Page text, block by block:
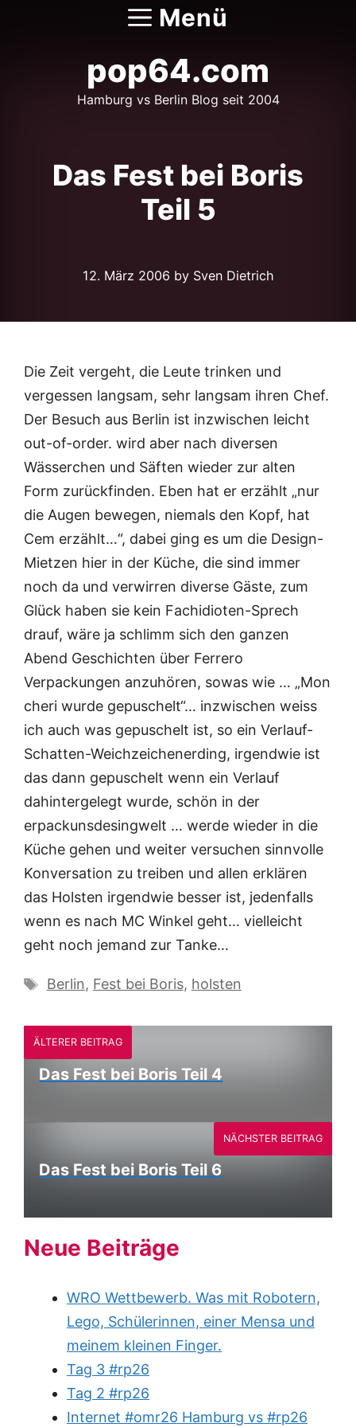
Menü
pop64.com
Hamburg vs Berlin Blog seit 2004
Das Fest bei Boris
Teil 5
12. März 2006 by Sven Dietrich
Die Zeit vergeht, die Leute trinken und
vergessen langsam, sehr langsam ihren Chef.
Der Besuch aus Berlin ist inzwischen leicht
out-of-order. wird aber nach diversen
Wässerchen und Säften wieder zur alten
Form zurückfinden. Eben hat er erzählt „nur
die Augen bewegen, niemals den Kopf, hat
Cem erzählt…“, dabei ging es um die Design-
Mietzen hier in der Küche, die sind immer
noch da und verwirren diverse Gäste, zum
Glück haben sie kein Fachidioten-Sprech
drauf, wäre ja schlimm sich den ganzen
Abend Geschichten über Ferrero
Verpackungen anzuhören, sowas wie … „Mon
cheri wurde gepuschelt“… inzwischen weiss
ich auch was gepuschelt ist, so ein Verlauf-
Schatten-Weichzeichenerding, irgendwie ist
das dann gepuschelt wenn ein Verlauf
dahintergelegt wurde, schön in der
erpackunsdesingwelt … werde wieder in die
Küche gehen und weiter versuchen sinnvolle
Konversation zu treiben und allen erklären
das Holsten irgendwie besser ist, jedenfalls
wenn es nach MC Winkel geht… vielleicht
geht noch jemand zur Tanke…
Schlagwörter
Berlin, Fest bei Boris, holsten
ÄLTERER BEITRAG
Das Fest bei Boris Teil 4
Das Fest bei Boris Teil 6
NÄCHSTER BEITRAG
Neue Beiträge
WRO Wettbewerb. Was mit Robotern,
Lego, Schülerinnen, einer Mensa und
meinem kleinen Finger.
Tag 3 #rp26
Tag 2 #rp26
Internet #omr26 Hamburg vs #rp26